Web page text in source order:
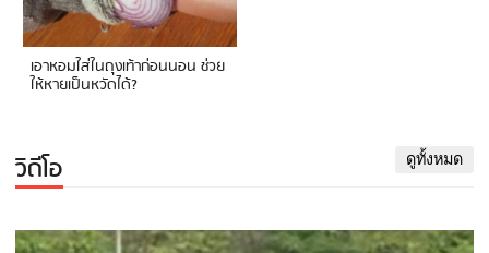
เอาหอมใส่ในถุงเท้าก่อนนอน ช่วย
ให้หายเป็นหวัดได้?
วิดีโอ ดูทั้งหมด